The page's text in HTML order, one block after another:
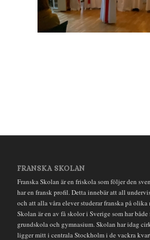
FRANSKA SKOLAN
Franska Skolan är en friskola som följer den
har en fransk profil. Detta innebär att all
och att alla våra elever studerar franska på olika
Skolan är en av få skolor i Sverige som har
grundskola och gymnasium. Skolan har idag
ligger mitt i centrala Stockholm i de vackra